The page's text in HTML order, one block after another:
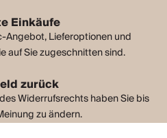
Einkäufe
Angebot, Lieferoptionen und
auf Sie zugeschnitten sind.
zurück
Widerrufsrechts haben Sie bis
zu ändern.